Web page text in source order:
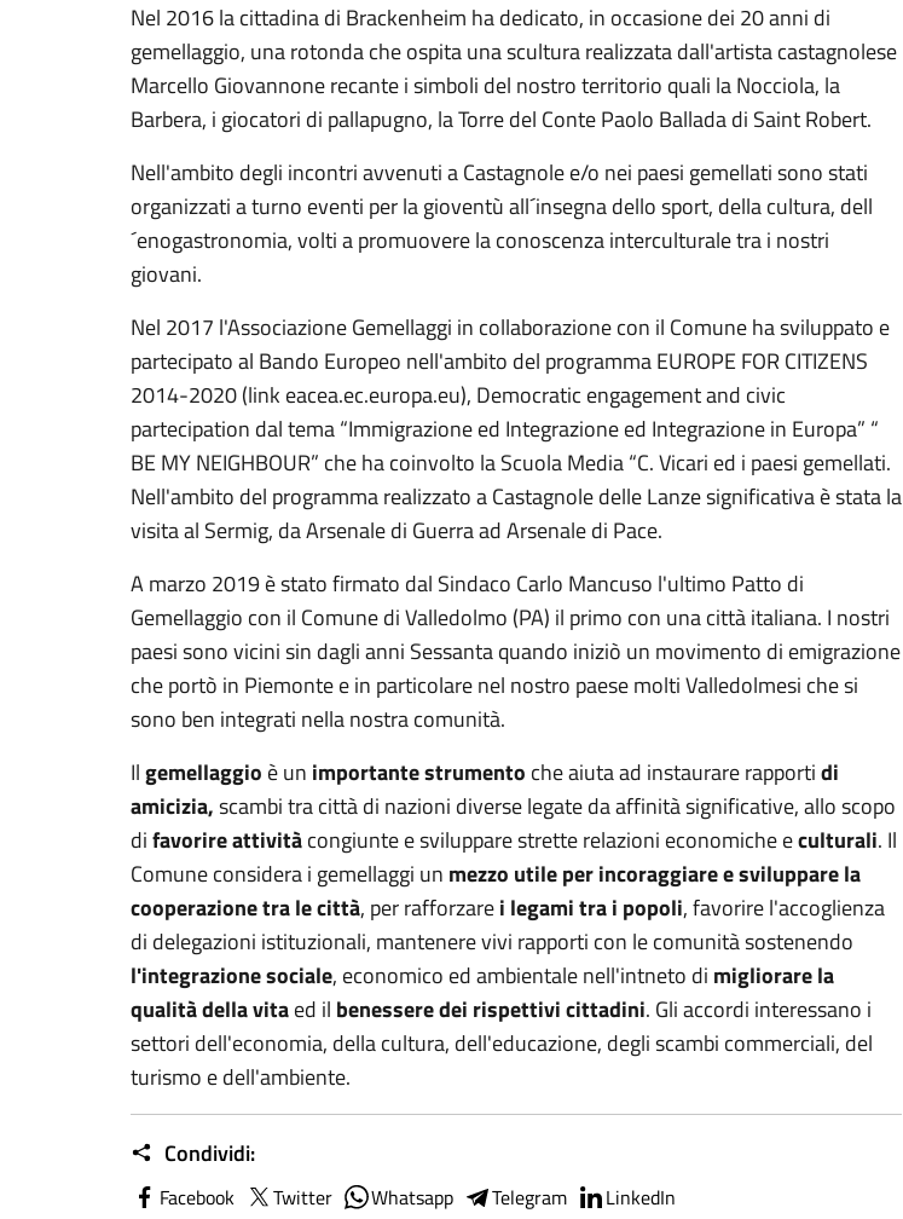
Nel 2016 la cittadina di Brackenheim ha dedicato, in occasione dei 20 anni di
gemellaggio, una rotonda che ospita una scultura realizzata dall'artista castagnolese
Marcello Giovannone recante i simboli del nostro territorio quali la Nocciola, la
Barbera, i giocatori di pallapugno, la Torre del Conte Paolo Ballada di Saint Robert.
Nell'ambito degli incontri avvenuti a Castagnole e/o nei paesi gemellati sono stati
organizzati a turno eventi per la gioventù all´insegna dello sport, della cultura, dell
´enogastronomia, volti a promuovere la conoscenza interculturale tra i nostri
giovani.
Nel 2017 l'Associazione Gemellaggi in collaborazione con il Comune ha sviluppato e
partecipato al Bando Europeo nell'ambito del programma EUROPE FOR CITIZENS
2014-2020 (link eacea.ec.europa.eu), Democratic engagement and civic
partecipation dal tema “Immigrazione ed Integrazione ed Integrazione in Europa” “
BE MY NEIGHBOUR” che ha coinvolto la Scuola Media “C. Vicari ed i paesi gemellati.
Nell'ambito del programma realizzato a Castagnole delle Lanze significativa è stata la
visita al Sermig, da Arsenale di Guerra ad Arsenale di Pace.
A marzo 2019 è stato firmato dal Sindaco Carlo Mancuso l'ultimo Patto di
Gemellaggio con il Comune di Valledolmo (PA) il primo con una città italiana. I nostri
paesi sono vicini sin dagli anni Sessanta quando iniziò un movimento di emigrazione
che portò in Piemonte e in particolare nel nostro paese molti Valledolmesi che si
sono ben integrati nella nostra comunità.
Ilgemellaggio è un importante strumento che aiuta ad instaurare rapportidi
amicizia,scambi tra città di nazioni diverse legate da affinità significative, allo scopo
difavorire attivitàcongiunte e sviluppare strette relazioni economiche eculturali. Il
Comune considera i gemellaggi un mezzo utile per incoraggiare e sviluppare la
cooperazione tra le città, per rafforzarei legami tra i popoli, favorire l'accoglienza
di delegazioni istituzionali, mantenere vivi rapporti con le comunità sostenendo
l'integrazione sociale, economico ed ambientale nell'intneto di migliorare la
qualità della vitaed il benessere dei rispettivi cittadini. Gli accordi interessano i
settori dell'economia, della cultura, dell'educazione, degli scambi commerciali, del
turismo e dell'ambiente.
Condividi:
Facebook Twitter Whatsapp Telegram LinkedIn